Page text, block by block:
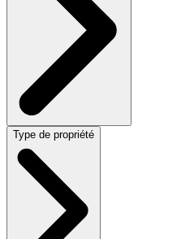
Type de propriété